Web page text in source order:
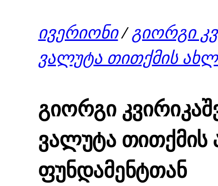
ივერიონი/გიორგი
ვალუტა თითქმის
გიორგი
ვალუტა
ფუნდამენტთან